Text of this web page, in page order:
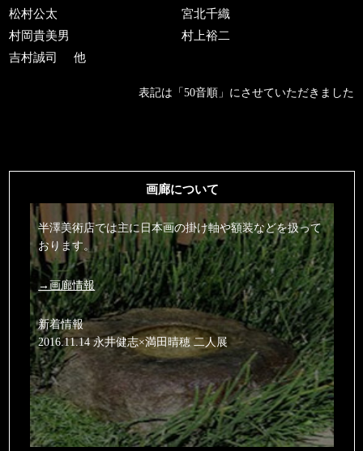
松村公太
宮北千織
村岡貴美男
村上裕二
吉村誠司
他
表記は「50音順」にさせていただきました
画廊について
半澤美術店では主に日本画の掛け軸や額装などを扱って
おります。
→画廊情報
新着情報
2016.11.14 永井健志×満田晴穂 二人展